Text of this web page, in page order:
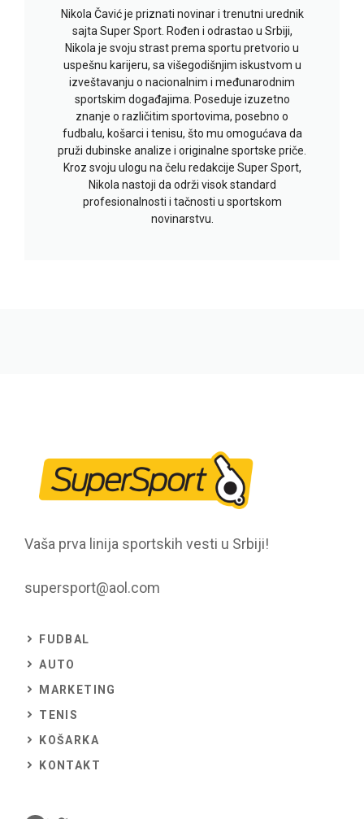
Nikola Čavić je priznati novinar i trenutni urednik
sajta Super Sport. Rođen i odrastao u Srbiji,
Nikola je svoju strast prema sportu pretvorio u
uspešnu karijeru, sa višegodišnjim iskustvom u
izveštavanju o nacionalnim i međunarodnim
sportskim događajima. Poseduje izuzetno
znanje o različitim sportovima, posebno o
fudbalu, košarci i tenisu, što mu omogućava da
pruži dubinske analize i originalne sportske priče.
Kroz svoju ulogu na čelu redakcije Super Sport,
Nikola nastoji da održi visok standard
profesionalnosti i tačnosti u sportskom
novinarstvu.
Vaša prva linija sportskih vesti u Srbiji!
supersport@aol.com
FUDBAL
AUTO
MARKETING
TENIS
KOŠARKA
KONTAKT